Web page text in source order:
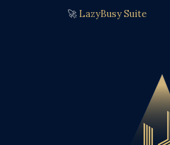
🚀 LazyBusy Suite